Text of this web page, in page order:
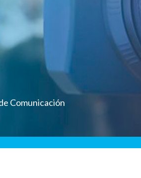
Comunicación